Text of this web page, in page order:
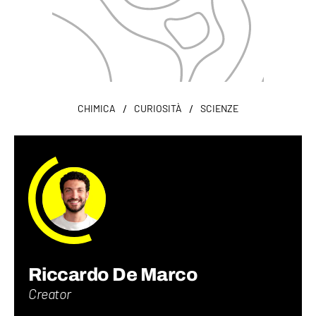
CHIMICA / CURIOSITÀ / SCIENZE
Riccardo De Marco
Creator